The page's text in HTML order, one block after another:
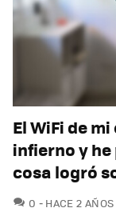
El WiFi de
infierno y
cosa logró
0 COMENTARIOS
HACE 2 AÑOS